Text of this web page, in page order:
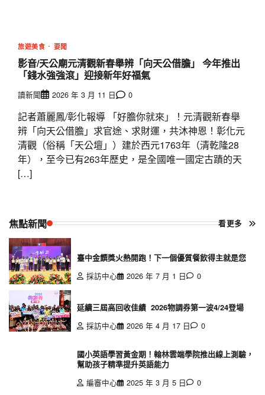
旅遊美食 要聞
影音/天公廟元清觀新春舉辨「向天公借膽」 今年推出
「錢水強強滾」迎接新年好福氣
讀新聞 2026 年 3 月 11 日 0
記者蕭麗鳳/彰化報導 「好膽你就來」！元清觀新春舉
辨「向天公借膽」求官途、求財運，共沐神恩！彰化元
清觀（俗稱「天公壇」）建於西元1763年（清乾隆28
年），至今已有263年歷史，是全國唯一國定古蹟的天
[…]
焦點新聞 看更多
臺中金饌獎火熱開跑！下一個優質餐飲得主就是您
採訪中心
2026 年 7 月 1 日 0
延續三屆高回收佳績 2026物調券第一波4/24登場
採訪中心
2026 年 4 月 17 日 0
國小英語學習黃金期！翰林雲端學院推出線上測驗，
幫助孩子精準提升英語能力
編審中心
2025 年 3 月 5 日 0